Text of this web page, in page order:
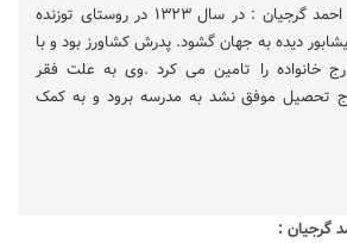
زندگینامه جهادگر شهید احمد گرجیان : در سال ۱۳۲۳ در روستای توزنده
دیده به جهان گشود. پدرش کشاورز بود و با
خانواده را تامین می کرد .وی به علت فقر
تحصیل موفق نشد به مدرسه برود و به کمک
گرجیان :